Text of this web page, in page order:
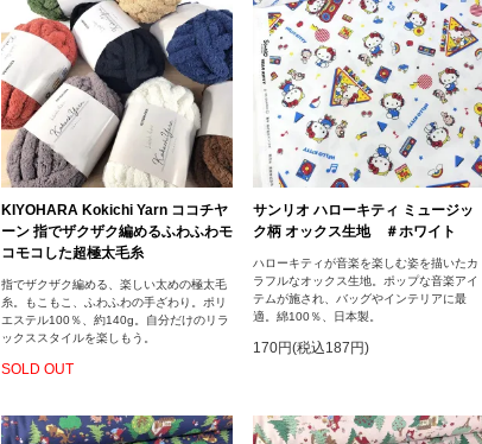
KIYOHARA Kokichi Yarn ココチヤ
ーン 指でザクザク編めるふわふわモ
コモコした超極太毛糸
指でザクザク編める、楽しい太めの極太毛
糸。もこもこ、ふわふわの手ざわり。ポリ
エステル100％、約140g。自分だけのリラ
ックススタイルを楽しもう。
SOLD OUT
サンリオ ハローキティ ミュージッ
ク柄 オックス生地 ＃ホワイト
ハローキティが音楽を楽しむ姿を描いたカ
ラフルなオックス生地。ポップな音楽アイ
テムが施され、バッグやインテリアに最
適。綿100％、日本製。
170円(税込187円)